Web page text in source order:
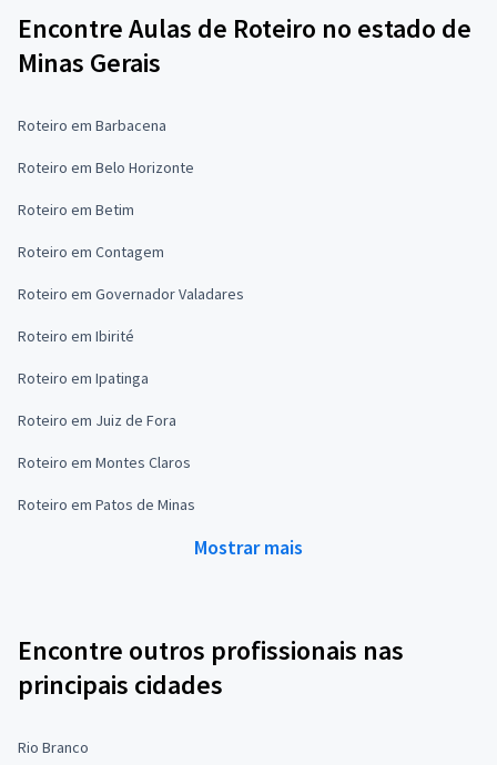
Encontre Aulas de Roteiro no estado de
Minas Gerais
Roteiro em Barbacena
Roteiro em Belo Horizonte
Roteiro em Betim
Roteiro em Contagem
Roteiro em Governador Valadares
Roteiro em Ibirité
Roteiro em Ipatinga
Roteiro em Juiz de Fora
Roteiro em Montes Claros
Roteiro em Patos de Minas
Mostrar mais
Encontre outros profissionais nas
principais cidades
Rio Branco